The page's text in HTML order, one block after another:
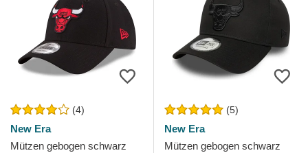
(4)
New Era
Mützen gebogen schwarz
(5)
New Era
Mützen gebogen schwarz